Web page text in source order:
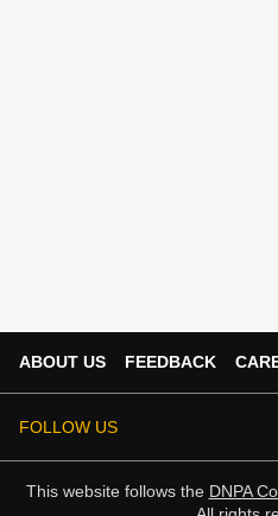
ABOUT US FEEDBACK
FOLLOW US
This website follows the DNPA